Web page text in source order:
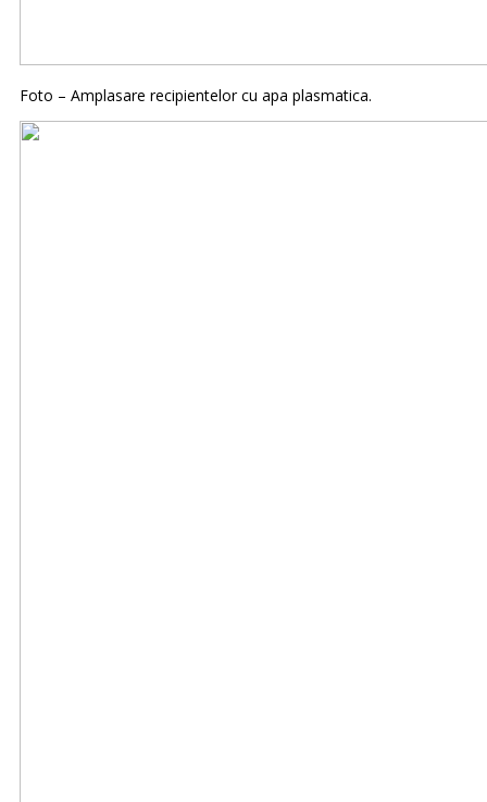
Foto – Amplasare recipientelor cu apa plasmatica.